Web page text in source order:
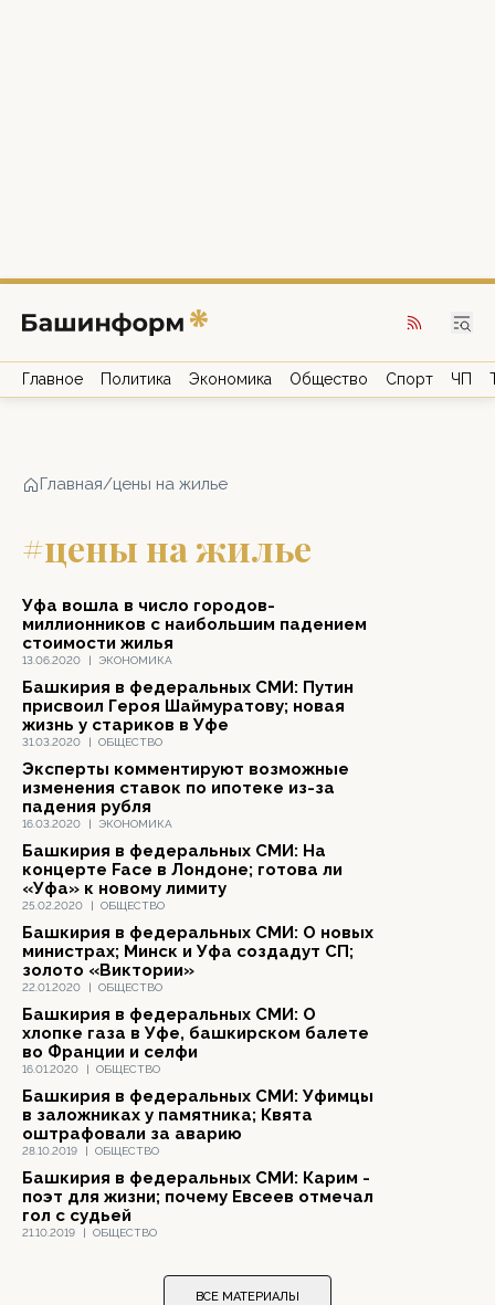
Главное Политика Экономика Общество Спорт ЧП
Главная/цены на жилье
#цены на жилье
13.06.2020 | ЭКОНОМИКА
Уфа вошла в число городов-
миллионников с наибольшим падением
стоимости жилья
31.03.2020 | ОБЩЕСТВО
Башкирия в федеральных СМИ: Путин
присвоил Героя Шаймуратову; новая
жизнь у стариков в Уфе
16.03.2020 | ЭКОНОМИКА
Эксперты комментируют возможные
изменения ставок по ипотеке из-за
падения рубля
25.02.2020 | ОБЩЕСТВО
Башкирия в федеральных СМИ: На
концерте Face в Лондоне; готова ли
«Уфа» к новому лимиту
22.01.2020 | ОБЩЕСТВО
Башкирия в федеральных СМИ: О новых
министрах; Минск и Уфа создадут СП;
золото «Виктории»
16.01.2020 | ОБЩЕСТВО
Башкирия в федеральных СМИ: О
хлопке газа в Уфе, башкирском балете
во Франции и селфи
28.10.2019 | ОБЩЕСТВО
Башкирия в федеральных СМИ: Уфимцы
в заложниках у памятника; Квята
оштрафовали за аварию
21.10.2019 | ОБЩЕСТВО
Башкирия в федеральных СМИ: Карим -
поэт для жизни; почему Евсеев отмечал
гол с судьей
ВСЕ МАТЕРИАЛЫ